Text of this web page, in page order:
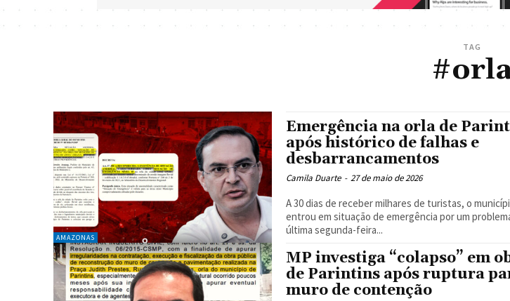
TAG
AMAZONAS
Emergência na orla de
após histórico de falhas e
desbarrancamentos
Camila Duarte - 27 de maio de 2026
A 30 dias de receber milhares de turistas, o
entrou em situação de emergência por um
última segunda-feira...
MP investiga “colapso” em
de Parintins após ruptura
muro de contenção